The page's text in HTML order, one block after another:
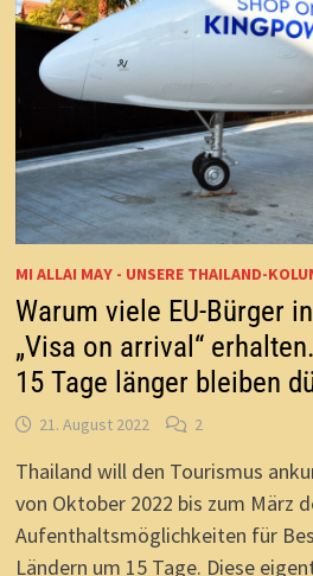
MI ALLAI MAY - UNSERE THAILAND-
Warum viele EU-Bürger
„Visa on arrival“
15 Tage länger bleiben
21. August 2022 2
Thailand will den Tourismus
von Oktober 2022 bis zum März
Aufenthaltsmöglichkeiten für
Ländern um 15 Tage. Diese